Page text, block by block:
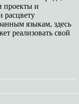
проекты и
расцвету
языкам, здесь
реализовать свой